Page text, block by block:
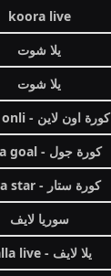
koora live
يلا شوت
يلا شوت
كورة اون لاين - kora onli
كورة جول - kora goal
كورة ستار - kora star
سوريا لايف
يلا لايف - yalla live